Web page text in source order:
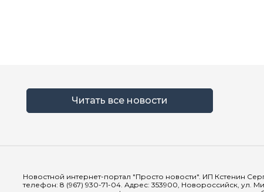
Читать все новости
Новостной интернет-портал "Просто новости". ИП Кстенин
телефон: 8 (967) 930-71-04. Адрес: 353900, Новороссийск, ул.